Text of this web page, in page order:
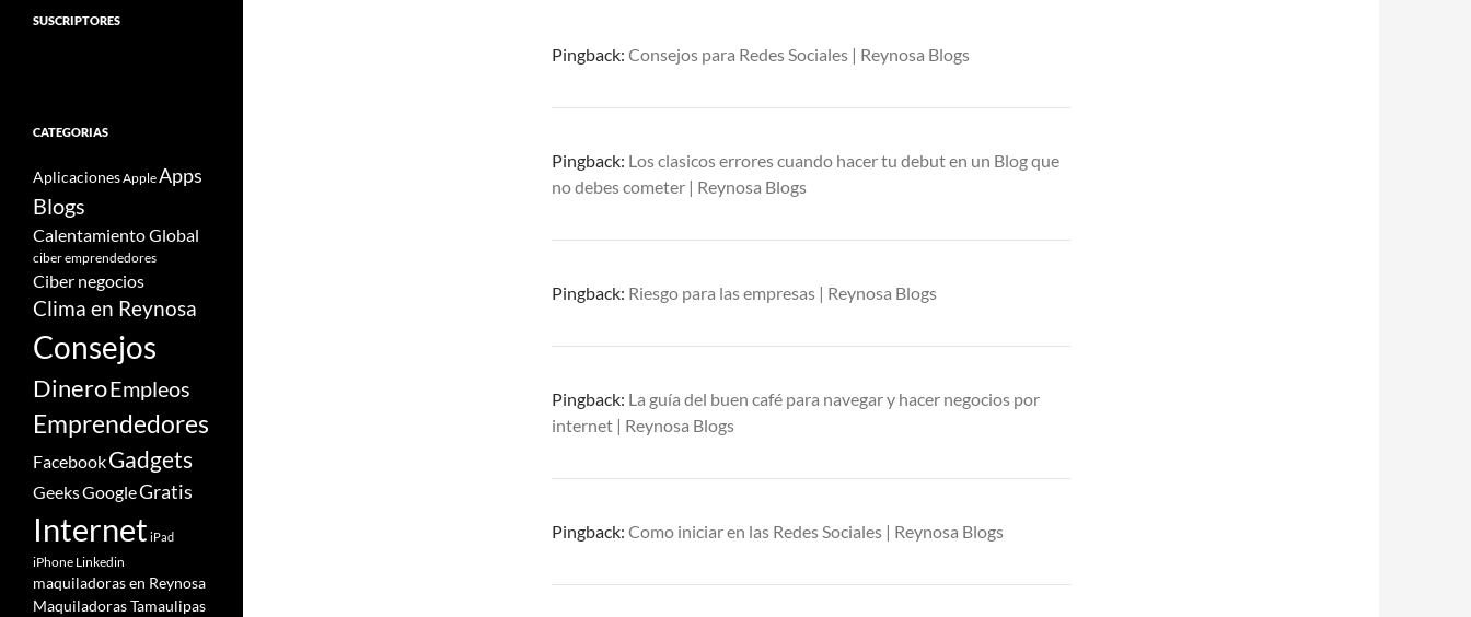
Pingback: Consejos para Redes Sociales | Reynosa Blogs
Pingback: Los clasicos errores cuando hacer tu debut en un Blog que
no debes cometer | Reynosa Blogs
Pingback: Riesgo para las empresas | Reynosa Blogs
Pingback: La guía del buen café para navegar y hacer negocios por
internet | Reynosa Blogs
Pingback: Como iniciar en las Redes Sociales | Reynosa Blogs
SUSCRIPTORES
CATEGORIAS
Aplicaciones AppleApps
Blogs
Calentamiento Global
ciber emprendedores
Ciber negocios
Clima en Reynosa
Consejos
DineroEmpleos
Emprendedores
FacebookGadgets
GeeksGoogleGratis
Internet iPad
iPhone Linkedin
maquiladoras en Reynosa
Maquiladoras Tamaulipas